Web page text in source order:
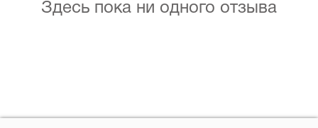
Здесь пока ни одного отзыва